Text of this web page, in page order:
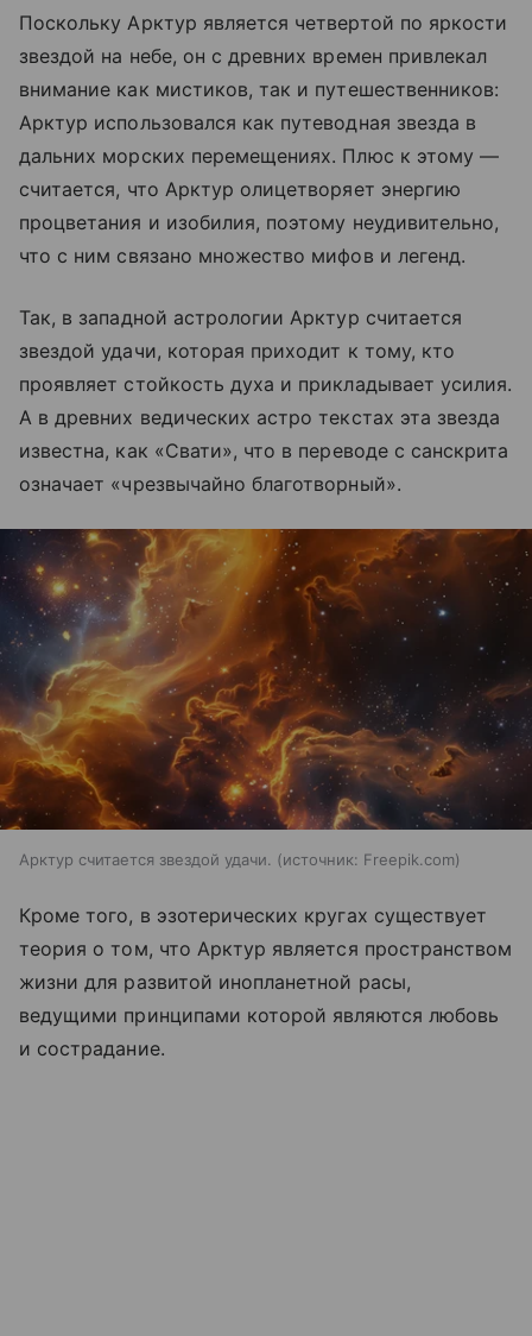
Поскольку Арктур является четвертой по яркости
звездой на небе, он с древних времен привлекал
внимание как мистиков, так и путешественников:
Арктур использовался как путеводная звезда в
дальних морских перемещениях. Плюс к этому —
считается, что Арктур олицетворяет энергию
процветания и изобилия, поэтому неудивительно,
что с ним связано множество мифов и легенд.
Так, в западной астрологии Арктур считается
звездой удачи, которая приходит к тому, кто
проявляет стойкость духа и прикладывает усилия.
А в древних ведических астро текстах эта звезда
известна, как «Свати», что в переводе с санскрита
означает «чрезвычайно благотворный».
Арктур считается звездой удачи. источник: Freepik.com
Кроме того, в эзотерических кругах существует
теория о том, что Арктур является пространством
жизни для развитой инопланетной расы,
ведущими принципами которой являются любовь
и сострадание.